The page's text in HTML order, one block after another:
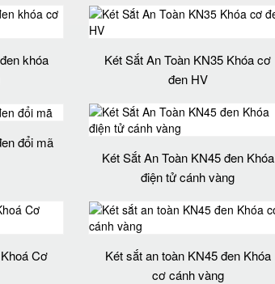
khóa
Két Sắt An Toàn KN35 Khóa cơ
đen HV
đổi mã
Két Sắt An Toàn KN45 đen Khóa
điện tử cánh vàng
Cơ
Két sắt an toàn KN45 đen Khóa
cơ cánh vàng